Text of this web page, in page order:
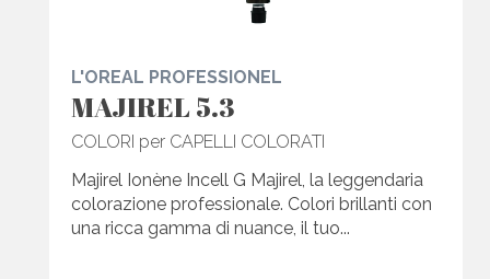
L'OREAL PROFESSIONEL
MAJIREL 5.3
COLORI per CAPELLI COLORATI
Majirel Ionène Incell G Majirel, la leggendaria
colorazione professionale. Colori brillanti con
una ricca gamma di nuance, il tuo...